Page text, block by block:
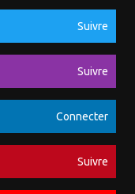
Suivre
Suivre
Connecter
Suivre